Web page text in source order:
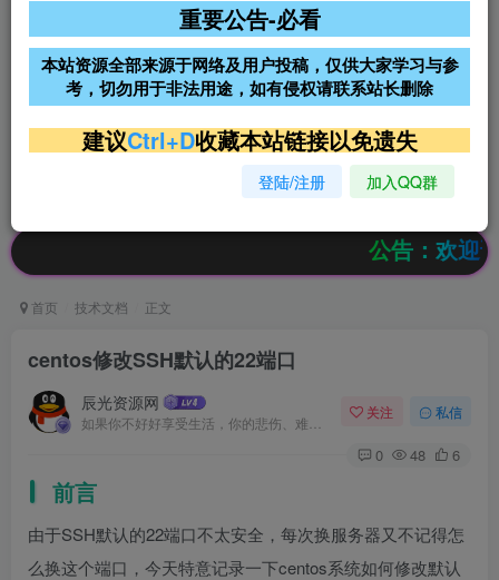
阿里云2核2G200M服务器68元/
年
雨云高防免备案服务器
超低价文字广告位招租 超低价文字广告位招租
超低价文字广告位招租
公告：欢迎访问
首页 技术文档 正文
centos修改SSH默认的22端口
辰光资源网 关注 私信
0 48 6
前言
由于SSH默认的22端口不太安全，每次换服务器又不记得怎
么换这个端口，今天特意记录一下centos系统如何修改默认
重要公告-必看
本站资源全部来源于网络及用户投稿，仅供大家学习与参
考，切勿用于非法用途，如有侵权请联系站长删除
建议Ctrl+D收藏本站链接以免遗失
登陆/注册 加入QQ群